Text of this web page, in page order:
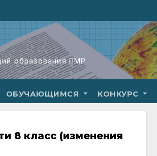
образования ПМР
ОБУЧАЮЩИМСЯ КОНКУРС
8 класс (изменения